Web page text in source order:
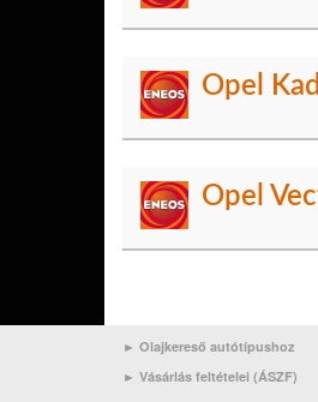
Opel
Opel
► Olajkereső autótípushoz
► Vásárlás feltételei (ÁSZF)